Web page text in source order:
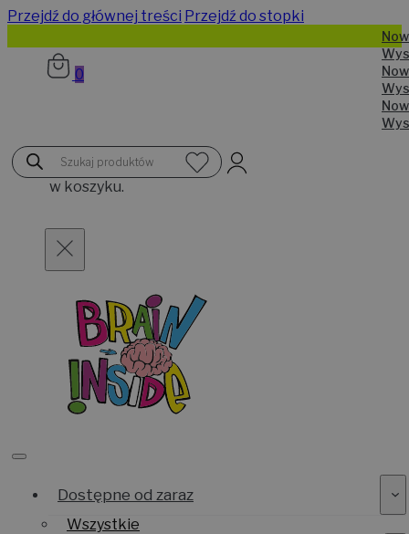
Przejdź do głównej treści Przejdź do stopki
Wyszukiwarka
produktów
0
Brak
produktów
w koszyku.
Dostępne od zaraz
Wszystkie